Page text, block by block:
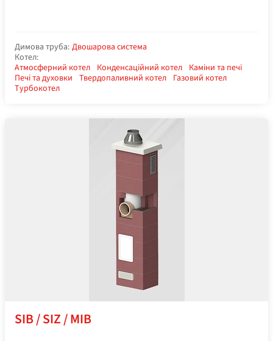
Димова труба: Двошарова система
Котел:
Атмосферний котел Конденсаційний котел Каміни та печі
Печі та духовки Твердопаливний котел Газовий котел
Турбокотел
SIB / SIZ / MIB